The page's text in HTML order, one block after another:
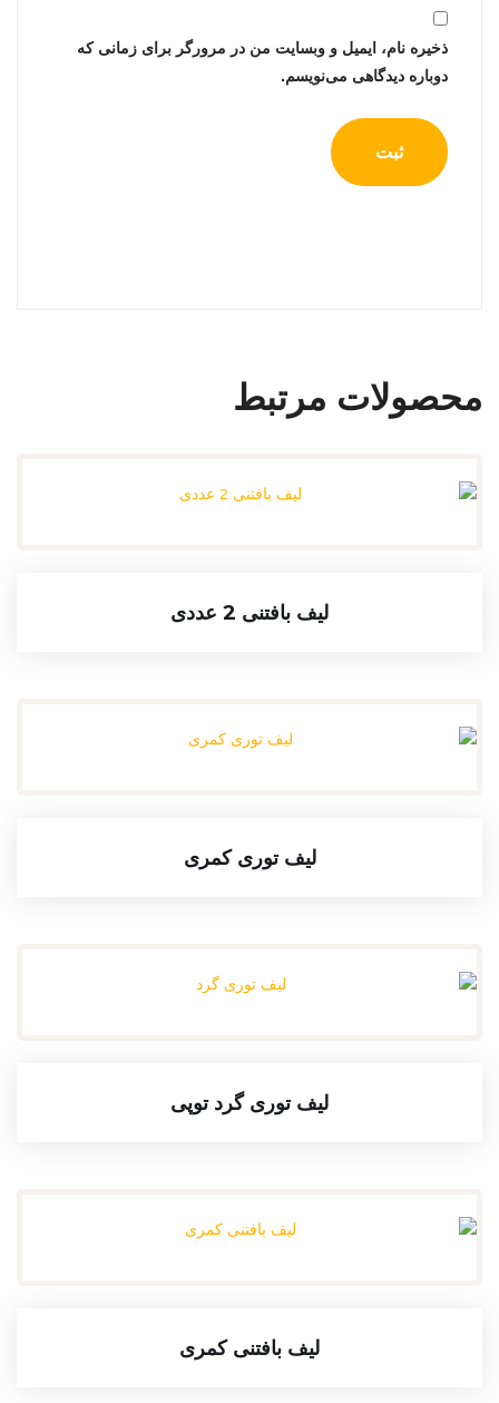
ذخیره نام، ایمیل و وبسایت من در مرورگر برای زمانی که
دوباره دیدگاهی می‌نویسم.
محصولات مرتبط
لیف بافتنی 2 عددی
لیف توری کمری
لیف توری گرد توپی
لیف بافتنی کمری